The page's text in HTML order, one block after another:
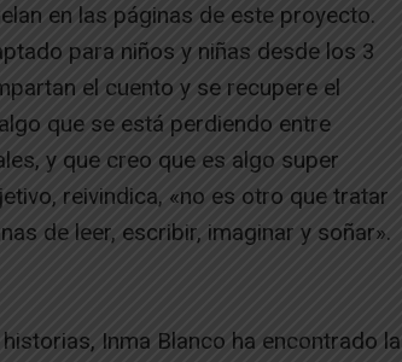
en las páginas de este proyecto.
para niños y niñas desde los 3
el cuento y se recupere el
que se está perdiendo entre
y que creo que es algo super
reivindica, «no es otro que tratar
de leer, escribir, imaginar y soñar».
Inma Blanco ha encontrado la